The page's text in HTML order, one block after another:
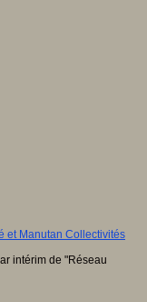
et Manutan Collectivités
intérim de "Réseau